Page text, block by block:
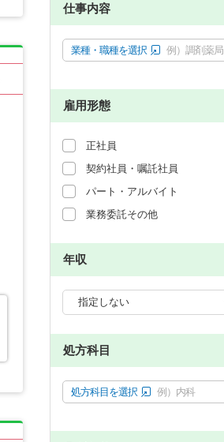
仕事内容
業種・職種を選択 例）調剤薬局
雇用形態
正社員
契約社員・嘱託社員
パート・アルバイト
業務委託その他
年収
処方科目
処方科目を選択 例）内科